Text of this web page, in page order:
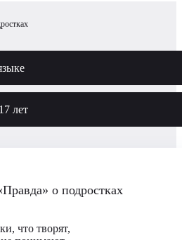
лет
о подростках
что творят,